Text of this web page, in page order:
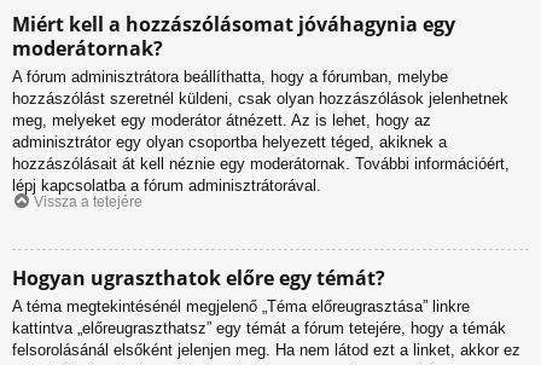
Miért kell a hozzászólásomat jóváhagynia egy
moderátornak?
A fórum adminisztrátora beállíthatta, hogy a fórumban, melybe
hozzászólást szeretnél küldeni, csak olyan hozzászólások jelenhetnek
meg, melyeket egy moderátor átnézett. Az is lehet, hogy az
adminisztrátor egy olyan csoportba helyezett téged, akiknek a
hozzászólásait át kell néznie egy moderátornak. További információért,
lépj kapcsolatba a fórum adminisztrátorával.
Vissza a tetejére
Hogyan ugraszthatok előre egy témát?
A téma megtekintésénél megjelenő „Téma előreugrasztása” linkre
kattintva „előreugraszthatsz” egy témát a fórum tetejére, hogy a témák
felsorolásánál elsőként jelenjen meg. Ha nem látod ezt a linket, akkor ez